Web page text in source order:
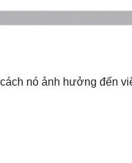
nó ảnh hưởng đến